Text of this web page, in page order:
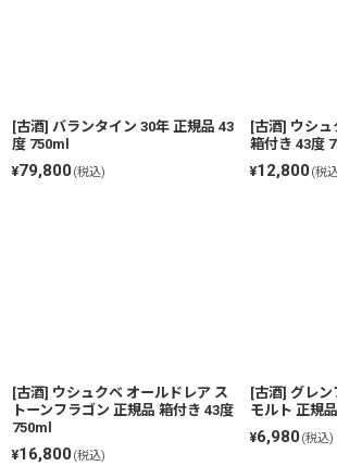
[古酒] バランタイン 30年 正規品 43
度 750ml
¥79,800(税込)
[古酒] ウシュ
箱付き 43度
¥12,800(税
[古酒] ウシュクベ オールドレア ス
トーンフラゴン 正規品 箱付き 43度
750ml
¥16,800(税込)
[古酒] グレ
モルト 正規
¥6,980(税込)